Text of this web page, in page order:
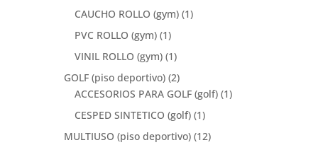
CAUCHO ROLLO (gym) (1)
PVC ROLLO (gym) (1)
VINIL ROLLO (gym) (1)
GOLF (piso deportivo) (2)
ACCESORIOS PARA GOLF (golf) (1)
CESPED SINTETICO (golf) (1)
MULTIUSO (piso deportivo) (12)